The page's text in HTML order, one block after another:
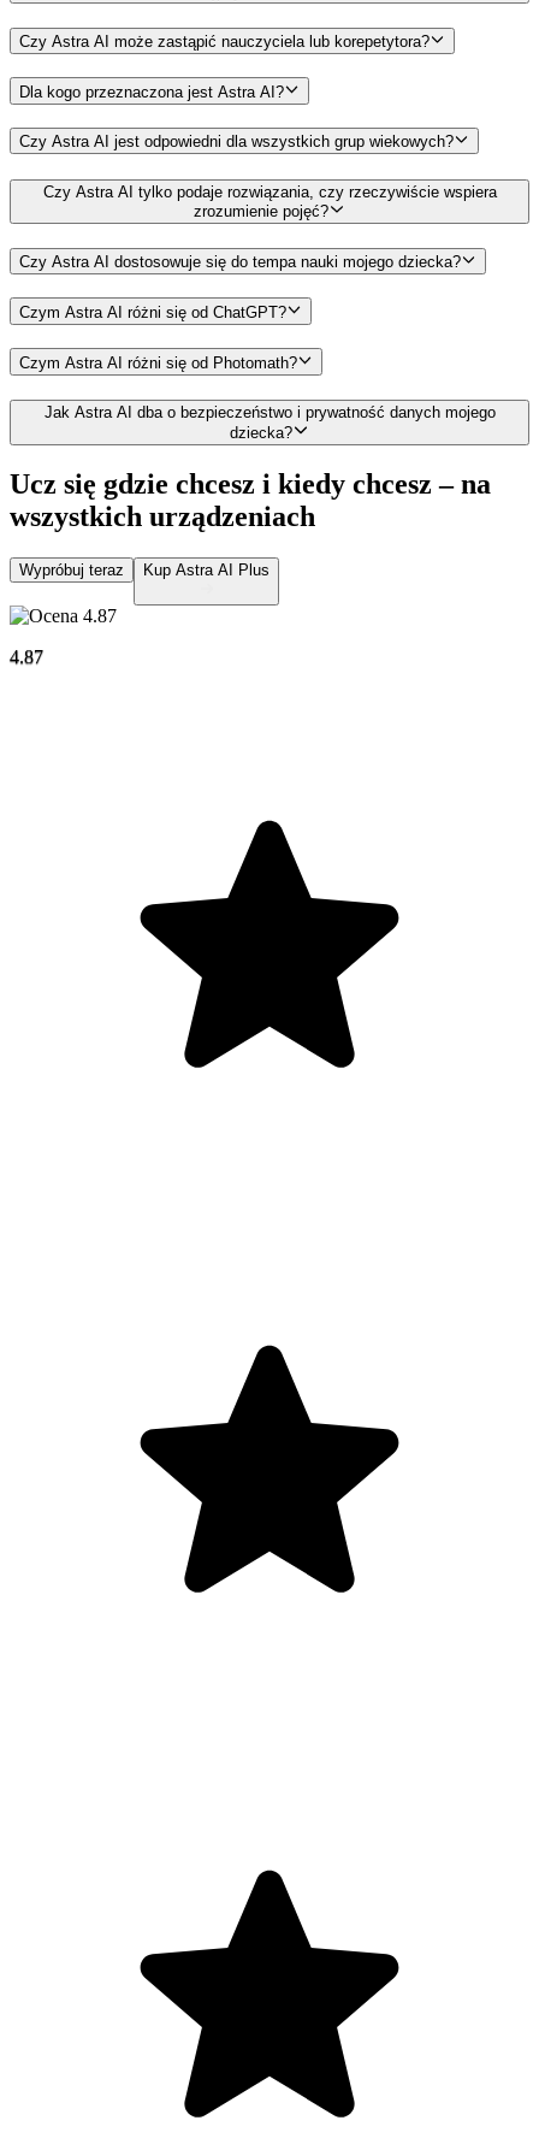
Czy Astra AI może zastąpić nauczyciela lub korepetytora?
Dla kogo przeznaczona jest Astra AI?
Czy Astra AI jest odpowiedni dla wszystkich grup wiekowych?
Czy Astra AI tylko podaje rozwiązania, czy rzeczywiście wspiera
zrozumienie pojęć?
Czy Astra AI dostosowuje się do tempa nauki mojego dziecka?
Czym Astra AI różni się od ChatGPT?
Czym Astra AI różni się od Photomath?
Jak Astra AI dba o bezpieczeństwo i prywatność danych mojego
dziecka?
Ucz się gdzie chcesz i kiedy chcesz –na
wszystkich urządzeniach
Wypróbuj teraz Kup Astra AI Plus
4.87